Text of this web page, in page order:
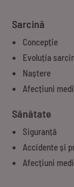
Sarcină
Concepție
Evoluția
Naștere
Afecțiuni
Sănătate
Siguranță
Accidente și
Afecțiuni